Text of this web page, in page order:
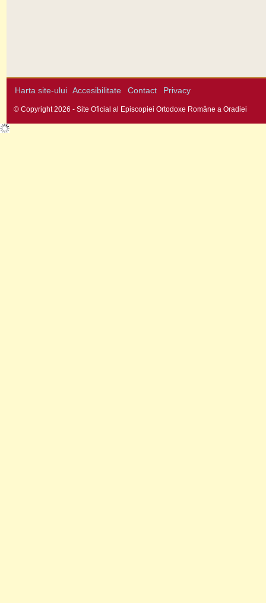
Harta site-ului Accesibilitate Contact Privacy
© Copyright 2026 - Site Oficial al Episcopiei Ortodoxe Române a Oradiei